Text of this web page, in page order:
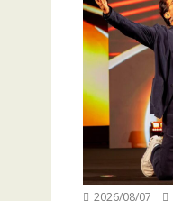
2026/08/07